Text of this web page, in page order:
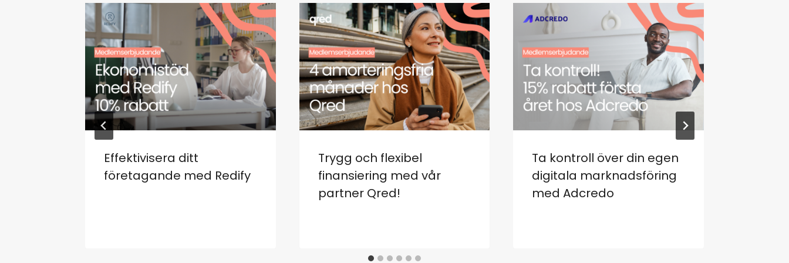
Effektivisera ditt
företagande med Redify
Trygg och flexibel
finansiering med vår
partner Qred!
Ta kontroll över din egen
digitala marknadsföring
med Adcredo